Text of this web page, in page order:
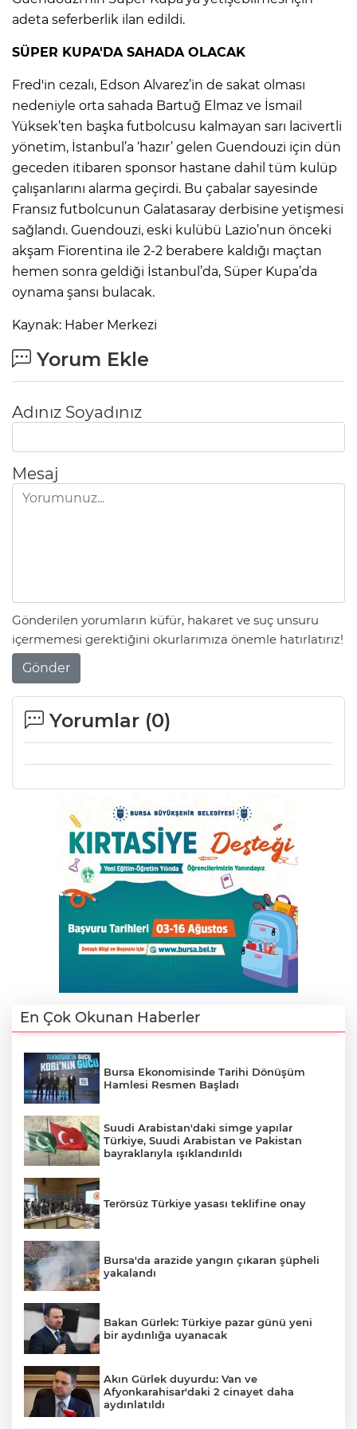
adeta seferberlik ilan edildi.
SÜPER KUPA'DA SAHADA OLACAK
Fred'in cezalı, Edson Alvarez’in de sakat olması
nedeniyle orta sahada Bartuğ Elmaz ve İsmail
Yüksek’ten başka futbolcusu kalmayan sarı lacivertli
yönetim, İstanbul’a ‘hazır’ gelen Guendouzi için dün
geceden itibaren sponsor hastane dahil tüm kulüp
çalışanlarını alarma geçirdi. Bu çabalar sayesinde
Fransız futbolcunun Galatasaray derbisine yetişmesi
sağlandı. Guendouzi, eski kulübü Lazio’nun önceki
akşam Fiorentina ile 2-2 berabere kaldığı maçtan
hemen sonra geldiği İstanbul’da, Süper Kupa’da
oynama şansı bulacak.
Kaynak: Haber Merkezi
Yorum Ekle
Adınız Soyadınız
Mesaj
Gönderilen yorumların küfür, hakaret ve suç unsuru
içermemesi gerektiğini okurlarımıza önemle hatırlatırız!
Gönder
Yorumlar (0)
En Çok Okunan Haberler
Bursa Ekonomisinde Tarihi Dönüşüm
Hamlesi Resmen Başladı
Suudi Arabistan'daki simge yapılar
Türkiye, Suudi Arabistan ve Pakistan
bayraklarıyla ışıklandırıldı
Terörsüz Türkiye yasası teklifine onay
Bursa'da arazide yangın çıkaran şüpheli
yakalandı
Bakan Gürlek: Türkiye pazar günü yeni
bir aydınlığa uyanacak
Akın Gürlek duyurdu: Van ve
Afyonkarahisar'daki 2 cinayet daha
aydınlatıldı